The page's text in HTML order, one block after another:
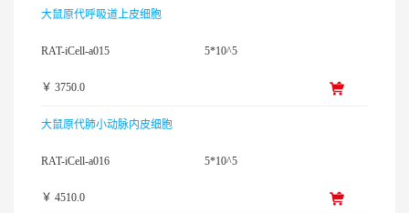
大鼠原代呼吸道上皮细胞
RAT-iCell-a015 5*10^5
￥ 3750.0
大鼠原代肺小动脉内皮细胞
RAT-iCell-a016 5*10^5
￥ 4510.0